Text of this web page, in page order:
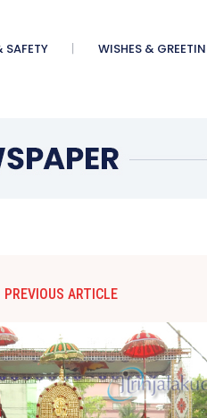
SAFETY WISHES &
PREVIOUS ARTICLE